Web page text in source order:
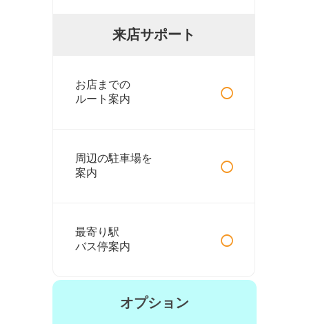
来店サポート
お店までの
ルート案内
○
周辺の駐車場を
案内
○
最寄り駅
バス停案内
○
オプション